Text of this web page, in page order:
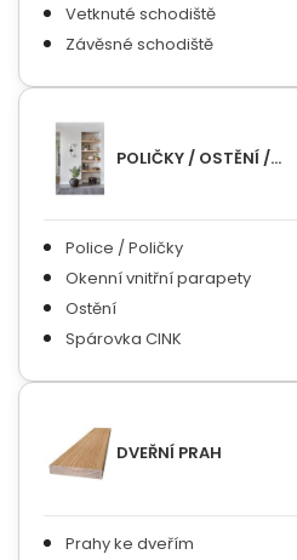
Vetknuté schodiště
Závěsné schodiště
POLIČKY / OSTĚNÍ /...
Police / Poličky
Okenní vnitřní parapety
Ostění
Spárovka CINK
DVEŘNÍ PRAH
Prahy ke dveřím